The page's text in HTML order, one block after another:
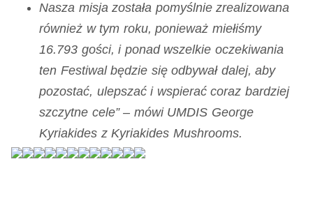
Nasza misja została pomyślnie zrealizowana
również w tym roku, ponieważ miełiśmy
16.793 gości, i ponad wszelkie oczekiwania
ten Festiwal będzie się odbywał dalej, aby
pozostać, ulepszać i wspierać coraz bardziej
szczytne cele” – mówi UMDIS George
Kyriakides z Kyriakides Mushrooms.